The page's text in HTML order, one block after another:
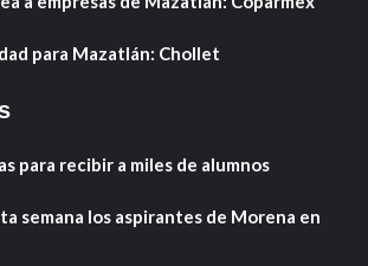
para Mazatlán: Chollet
para recibir a miles de alumnos
semana los aspirantes de Morena en